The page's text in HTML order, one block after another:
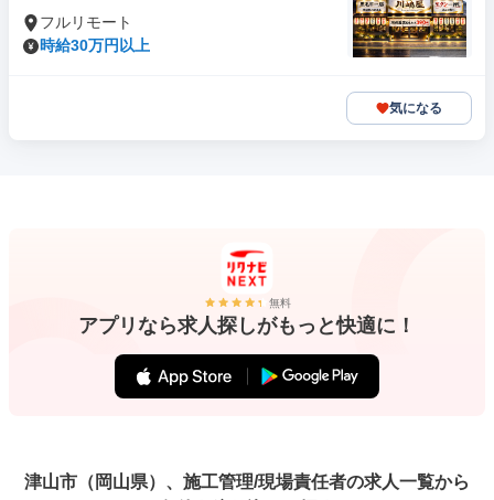
フルリモート
時給30万円以上
気になる
無料
アプリなら求人探しがもっと快適に！
津山市（岡山県）、施工管理/現場責任者の求人一覧から